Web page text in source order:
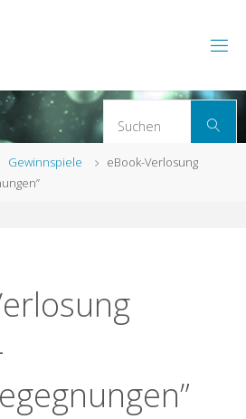
Suchen
Gewinnspiele
eBook-Verlosung